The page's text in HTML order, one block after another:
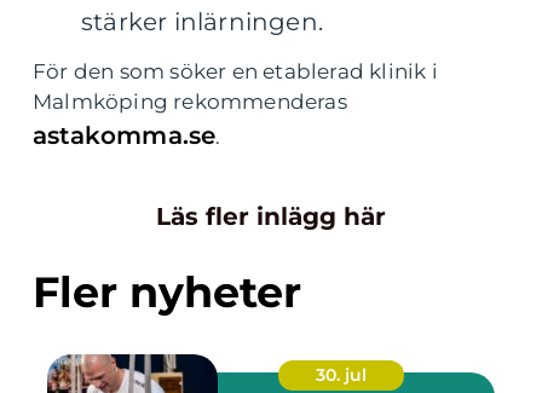
stärker inlärningen.
För den som söker en etablerad klinik i
Malmköping rekommenderas
astakomma.se.
Läs fler inlägg här
Fler nyheter
30. jul